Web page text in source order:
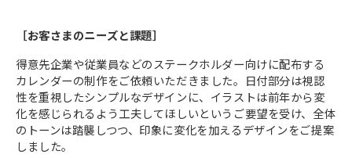
［お客さまのニーズと課題］
得意先企業や従業員などのステークホルダー向けに配布する
カレンダーの制作をご依頼いただきました。日付部分は視認
性を重視したシンプルなデザインに、イラストは前年から変
化を感じられるよう工夫してほしいというご要望を受け、全体
のトーンは踏襲しつつ、印象に変化を加えるデザインをご提案
しました。